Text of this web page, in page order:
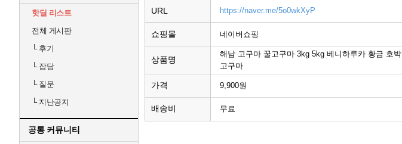
핫딜 리스트
전체 게시판
└후기
└잡담
└질문
└지난공지
공통 커뮤니티
URL https://naver.me/5o0wkXyP
쇼핑몰 네이버쇼핑
상품명
해남 고구마 꿀고구마 3kg 5kg 베니하루카 황금 호박
고구마
가격 9,900원
배송비 무료